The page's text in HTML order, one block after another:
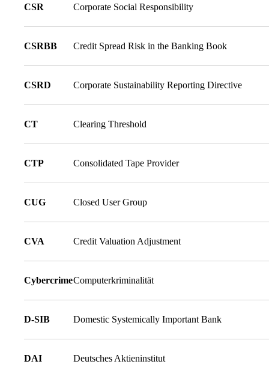
CSR Corporate Social Responsibility
CSRBB Credit Spread Risk in the Banking Book
CSRD Corporate Sustainability Reporting Directive
CT Clearing Threshold
CTP Consolidated Tape Provider
CUG Closed User Group
CVA Credit Valuation Adjustment
CybercrimeComputerkriminalität
D-SIB Domestic Systemically Important Bank
DAI Deutsches Aktieninstitut